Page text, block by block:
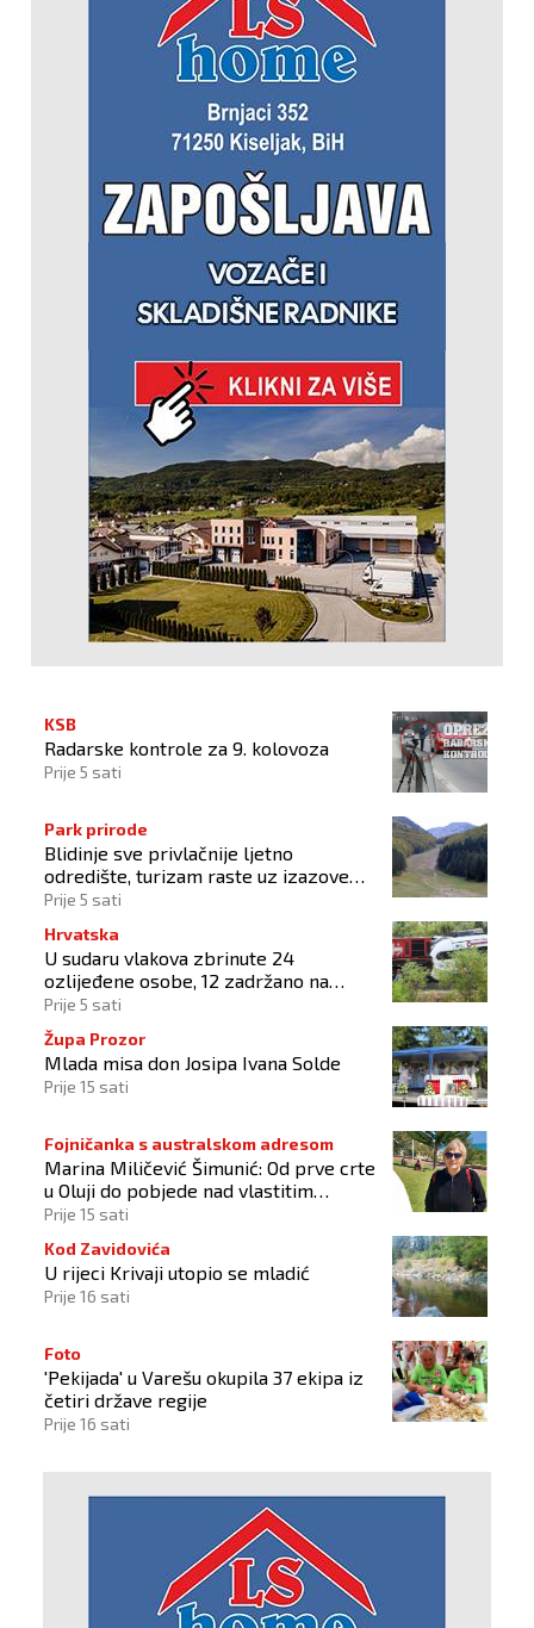
KSB
Radarske kontrole za 9. kolovoza
Prije 5 sati
Park prirode
Blidinje sve privlačnije ljetno
odredište, turizam raste uz izazove
očuvanja prirode
Prije 5 sati
Hrvatska
U sudaru vlakova zbrinute 24
ozlijeđene osobe, 12 zadržano na
liječenju
Prije 5 sati
Župa Prozor
Mlada misa don Josipa Ivana Solde
Prije 15 sati
Fojničanka s australskom adresom
Marina Miličević Šimunić: Od prve crte
u Oluji do pobjede nad vlastitim
„olujama“
Prije 15 sati
Kod Zavidovića
U rijeci Krivaji utopio se mladić
Prije 16 sati
Foto
'Pekijada' u Varešu okupila 37 ekipa iz
četiri države regije
Prije 16 sati